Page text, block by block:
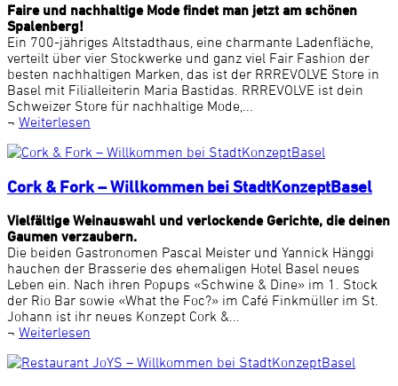
Faire und nachhaltige Mode findet man jetzt am schönen
Spalenberg!
Ein 700-jähriges Altstadthaus, eine charmante Ladenfläche,
verteilt über vier Stockwerke und ganz viel Fair Fashion der
besten nachhaltigen Marken, das ist der RRREVOLVE Store in
Basel mit Filialleiterin Maria Bastidas. RRREVOLVE ist dein
Schweizer Store für nachhaltige Mode,...
¬ Weiterlesen
Cork & Fork – Willkommen bei StadtKonzeptBasel
Vielfältige Weinauswahl und verlockende Gerichte, die deinen
Gaumen verzaubern.
Die beiden Gastronomen Pascal Meister und Yannick Hänggi
hauchen der Brasserie des ehemaligen Hotel Basel neues
Leben ein. Nach ihren Popups «Schwine & Dine» im 1. Stock
der Rio Bar sowie «What the Foc?» im Café Finkmüller im St.
Johann ist ihr neues Konzept Cork &...
¬ Weiterlesen